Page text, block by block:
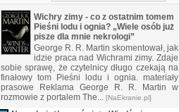
Wichry zimy - co z ostatnim tomem
Pieśni lodu i ognia? „Wiele osób już
pisze dla mnie nekrologi”
George R. R. Martin skomentował, jak
idzie praca nad Wichrami zimy. Zdaje
sobie sprawę, że czytelnicy długo czekają na
finałowy tom Pieśni lodu i ognia. materiały
prasowe Reklama George R. R. Martin w
rozmowie z portalem The... [NaEkranie.pl]